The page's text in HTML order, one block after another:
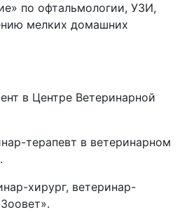
по офтальмологии, УЗИ,
мелких домашних
в Центре Ветеринарной
терапевт в ветеринарном
хирург, ветеринар-